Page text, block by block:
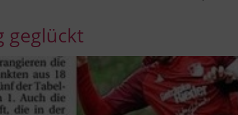
geglückt